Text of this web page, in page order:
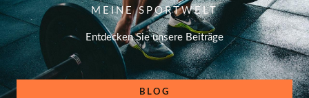
MEINE SPORTWELT
Entdecken Sie unsere Beiträge
BLOG